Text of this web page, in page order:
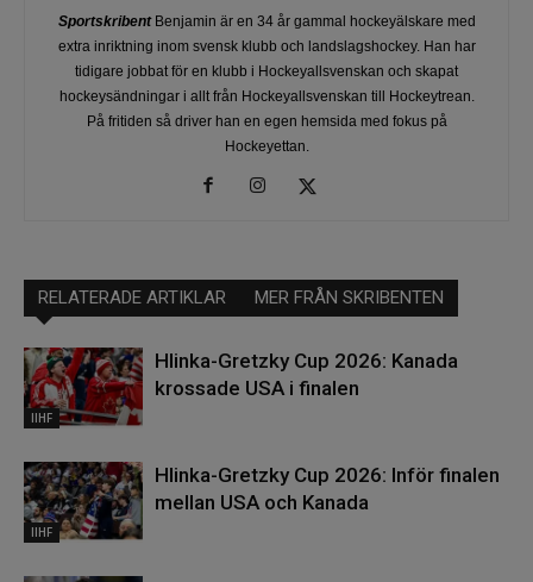
SportskribentBenjamin är en 34 år gammal hockeyälskare med
extra inriktning inom svensk klubb och landslagshockey. Han har
tidigare jobbat för en klubb i Hockeyallsvenskan och skapat
hockeysändningar i allt från Hockeyallsvenskan till Hockeytrean.
På fritiden så driver han en egen hemsida med fokus på
Hockeyettan.
RELATERADE ARTIKLAR MER FRÅN SKRIBENTEN
IIHF
Hlinka-Gretzky Cup 2026: Kanada
krossade USA i finalen
IIHF
Hlinka-Gretzky Cup 2026: Inför finalen
mellan USA och Kanada